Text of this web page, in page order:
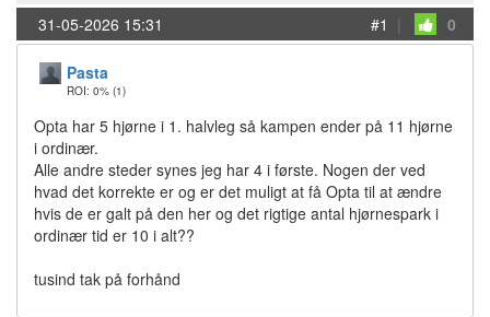
31-05-2026 15:31 #1 | 0
Pasta
ROI: 0% (1)
Opta har 5 hjørne i 1. halvleg så kampen ender på 11 hjørne
i ordinær.
Alle andre steder synes jeg har 4 i første. Nogen der ved
hvad det korrekte er og er det muligt at få Opta til at ændre
hvis de er galt på den her og det rigtige antal hjørnespark i
ordinær tid er 10 i alt??
tusind tak på forhånd